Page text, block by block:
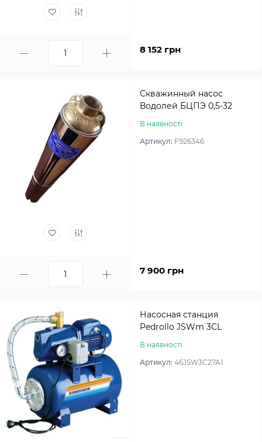
8 152 грн
Скважинный насос
Водолей БЦПЭ 0,5-32
В наявності
Артикул: F926346
7 900 грн
Насосная станция
Pedrollo JSWm 3CL
В наявності
Артикул: 46JSW3C27A1